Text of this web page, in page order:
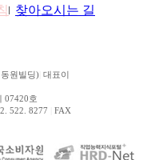
찾아오시는 길
원빌딩) 대표이
07420호
522. 8277
FAX